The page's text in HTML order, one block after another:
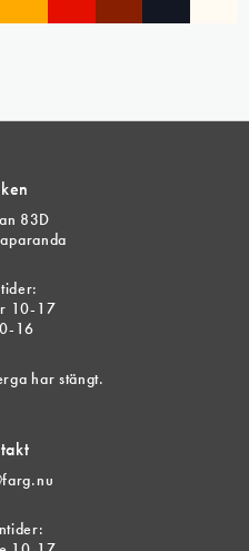
83D
10-17
16
har stängt.